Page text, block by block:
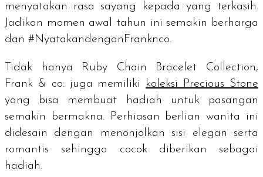
menyatakan rasa sayang kepada yang terkasih.
Jadikan momen awal tahun ini semakin berharga
dan #NyatakandenganFranknco.
Tidak hanya Ruby Chain Bracelet Collection,
Frank & co. juga memiliki koleksi Precious Stone
yang bisa membuat hadiah untuk pasangan
semakin bermakna. Perhiasan berlian wanita ini
didesain dengan menonjolkan sisi elegan serta
romantis sehingga cocok diberikan sebagai
hadiah.